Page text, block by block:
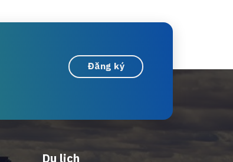
Đăng ký
Du lịch